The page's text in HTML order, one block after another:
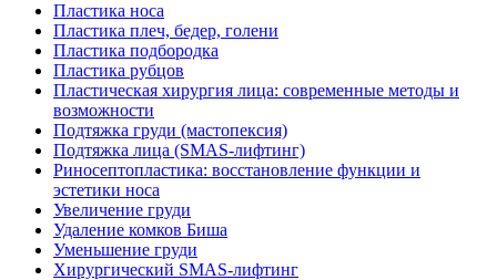
Пластика носа
Пластика плеч, бедер, голени
Пластика подбородка
Пластика рубцов
Пластическая хирургия лица: современные методы и
возможности
Подтяжка груди (мастопексия)
Подтяжка лица (SMAS-лифтинг)
Риносептопластика: восстановление функции и
эстетики носа
Увеличение груди
Удаление комков Биша
Уменьшение груди
Хирургический SMAS-лифтинг